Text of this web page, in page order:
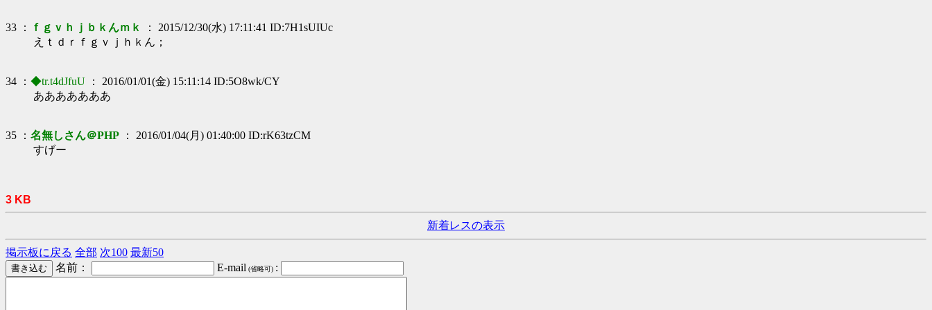
33 ： ｆｇｖｈｊｂｋんｍｋ
： 2015/12/30(水) 17:11:41 ID:7H1sUIUc
えｔｄｒｆｇｖｊｈｋん；
34 ： ◆tr.t4dJfuU ： 2016/01/01(金) 15:11:14 ID:5O8wk/CY
あああああああ
35 ： 名無しさん＠PHP ： 2016/01/04(月) 01:40:00 ID:rK63tzCM
すげー
3 KB
新着レスの表示
掲示板に戻る 全部 次100 最新50
名前：
E-mail (省略可) :